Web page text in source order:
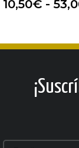
10,50€ -